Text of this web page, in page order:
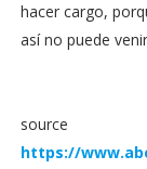
hacer cargo,
así no puede
source
https://